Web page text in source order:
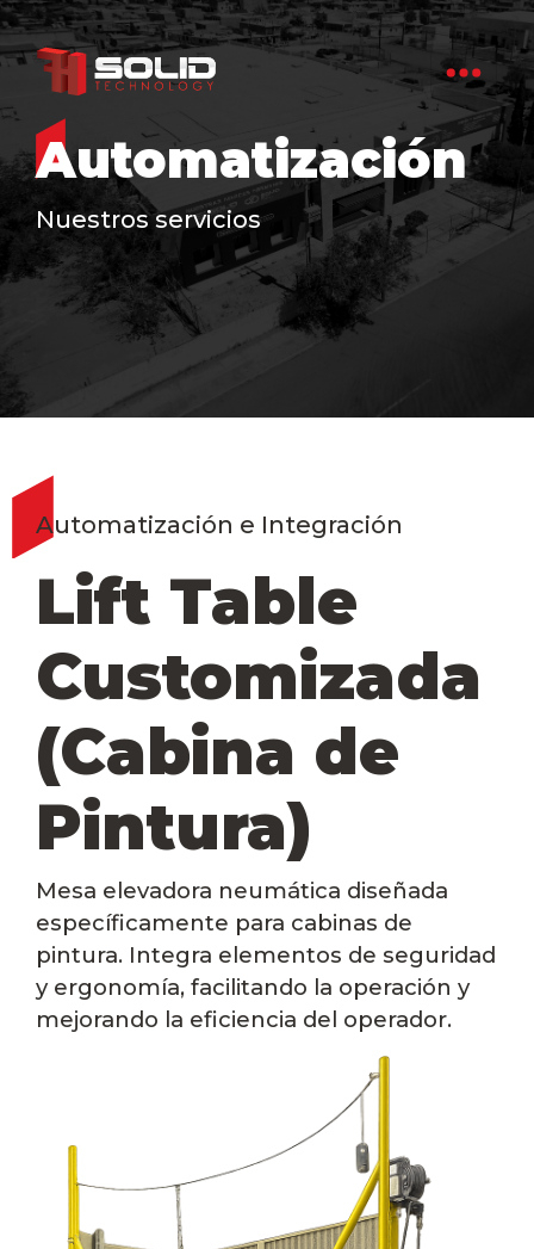
Automatización
Nuestros servicios
Automatización e Integración
Lift Table
Customizada
(Cabina de
Pintura)
Mesa elevadora neumática diseñada
específicamente para cabinas de
pintura. Integra elementos de seguridad
y ergonomía, facilitando la operación y
mejorando la eficiencia del operador.